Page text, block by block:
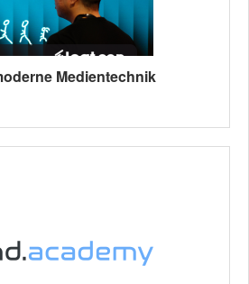
Medientechnik